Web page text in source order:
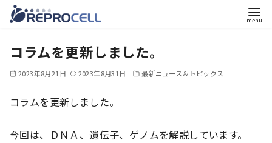
コラムを更新しました。
2023年8月21日 2023年8月31日 最新ニュース＆トピックス
コラムを更新しました。
今回は、ＤＮＡ、遺伝子、ゲノムを解説しています。